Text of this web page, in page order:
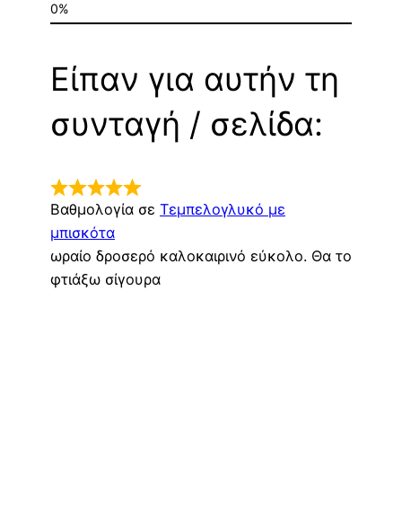
Είπαν για αυτήν τη
συνταγή / σελίδα:
Βαθμολογία σε Τεμπελογλυκό με
μπισκότα
ωραίο δροσερό καλοκαιρινό εύκολο. Θα το
φτιάξω σίγουρα